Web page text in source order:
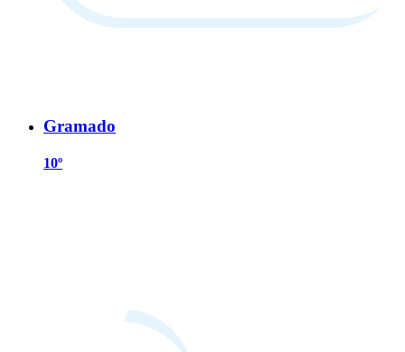
Gramado
10º